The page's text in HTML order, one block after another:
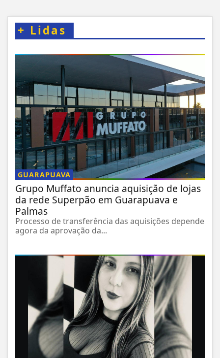
+ Lidas
GUARAPUAVA
Grupo Muffato anuncia aquisição de lojas
da rede Superpão em Guarapuava e
Palmas
Processo de transferência das aquisições depende
agora da aprovação da...